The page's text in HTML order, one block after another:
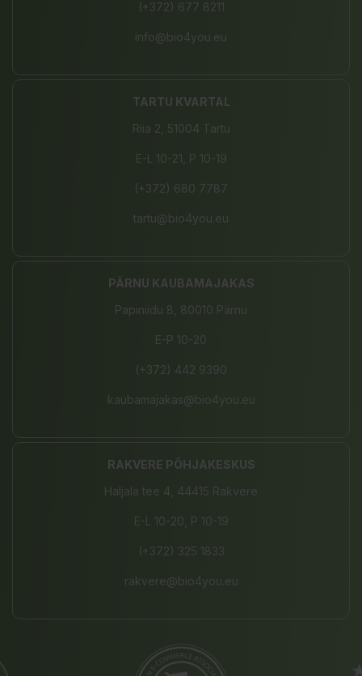
(+372) 677 8211
info@bio4you.eu
TARTU KVARTAL
Riia 2, 51004 Tartu
E-L 10-21, P 10-19
(+372) 680 7787
tartu@bio4you.eu
PÄRNU KAUBAMAJAKAS
Papiniidu 8, 80010 Pärnu
E-P 10-20
(+372) 442 9390
kaubamajakas@bio4you.eu
RAKVERE PÕHJAKESKUS
Haljala tee 4, 44415 Rakvere
E-L 10-20, P 10-19
(+372) 325 1833
rakvere@bio4you.eu